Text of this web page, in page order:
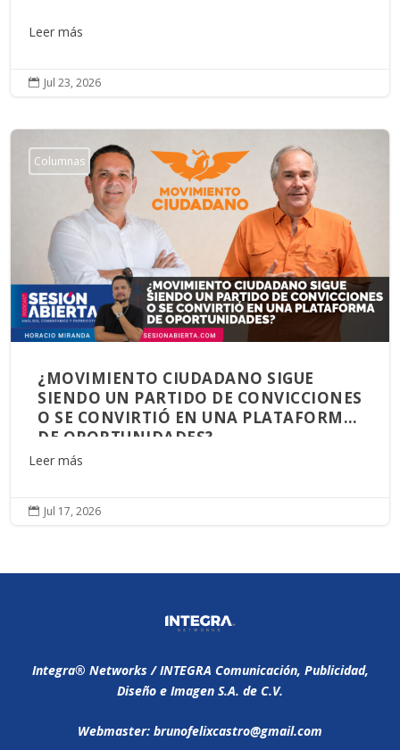
Leer más
 Jul 23, 2026
Columnas
¿MOVIMIENTO CIUDADANO SIGUE
SIENDO UN PARTIDO DE CONVICCIONES
O SE CONVIRTIÓ EN UNA PLATAFORMA
DE OPORTUNIDADES?
Leer más
 Jul 17, 2026
Integra®️ Networks / INTEGRA Comunicación, Publicidad,
Diseño e Imagen S.A. de C.V.
Webmaster: brunofelixcastro@gmail.com